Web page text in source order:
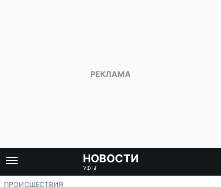
НОВОСТИ
УФЫ
ПРОИСШЕСТВИЯ